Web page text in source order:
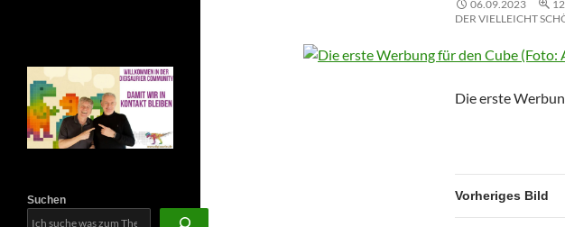
06.09.2023
DER VIELLEICHT
Die erste
Vorheriges Bild
Suchen